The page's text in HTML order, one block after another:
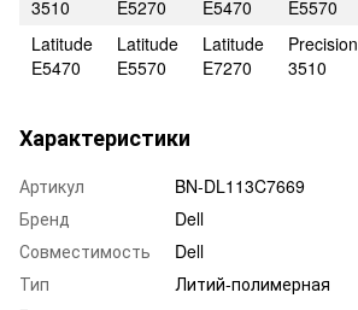
3510
E5270
E5470
E5570
Latitude
E5470
Latitude
E5570
Latitude
E7270
Precision
3510
Характеристики
Артикул
BN-DL113C7669
Бренд
Dell
Совместимость
Dell
Тип
Литий-полимерная